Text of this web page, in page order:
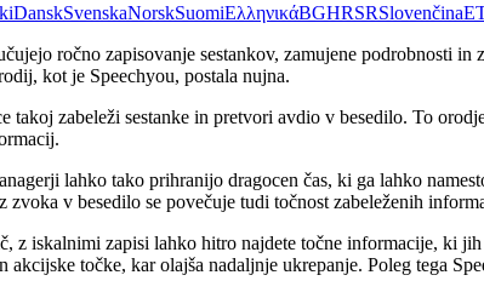
DanskSvenskaNorskSuomiΕλληνικάBGHRSRSlovenčina
ročno zapisovanje sestankov, zamujene podrobnosti
kot je Speechyou, postala nujna.
zabeleži sestanke in pretvori avdio v besedilo. To
lahko tako prihranijo dragocen čas, ki ga lahko
v besedilo se povečuje tudi točnost zabeleženih
z iskalnimi zapisi lahko hitro najdete točne informacije, ki
točke, kar olajša nadaljnje ukrepanje. Poleg tega